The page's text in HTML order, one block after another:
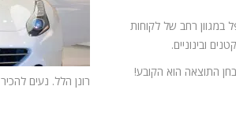
רונן הלל. נעים להכיר
במגוון רחב של לקוחות
ובינוניים.
התוצאה הוא הקובע!